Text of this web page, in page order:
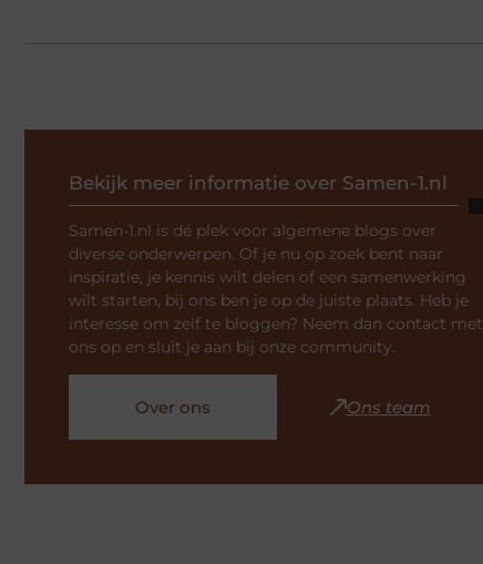
Bekijk meer informatie over Samen-1.nl
Samen-1.nl is dé plek voor algemene blogs over
diverse onderwerpen. Of je nu op zoek bent naar
inspiratie, je kennis wilt delen of een samenwerking
wilt starten, bij ons ben je op de juiste plaats. Heb je
interesse om zelf te bloggen? Neem dan contact met
ons op en sluit je aan bij onze community.
Over ons Ons team